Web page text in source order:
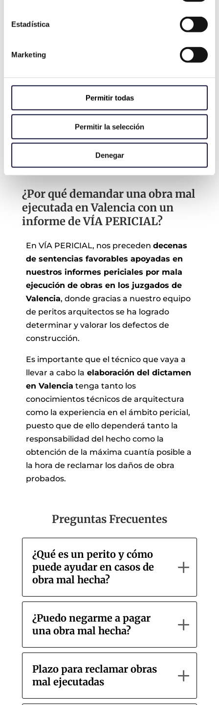
Estadística
Marketing
Permitir todas
Permitir la selección
Denegar
como evidencia fundamental del
¿Por qué demandar una obra mal
ejecutada en Valencia con un
informe de VÍA PERICIAL?
En VÍA PERICIAL, nos preceden decenas
de sentencias favorables apoyadas en
nuestros informes periciales por mala
ejecución de obras en los juzgados de
Valencia, donde gracias a nuestro equipo
de peritos arquitectos se ha logrado
determinar y valorar los defectos de
construcción.
Es importante que el técnico que vaya a
llevar a cabo la elaboración del dictamen
en Valencia tenga tanto los
conocimientos técnicos de arquitectura
como la experiencia en el ámbito pericial,
puesto que de ello dependerá tanto la
responsabilidad del hecho como la
obtención de la máxima cuantía posible a
la hora de reclamar los daños de obra
probados.
Preguntas Frecuentes
¿Qué es un perito y cómo
puede ayudar en casos de
obra mal hecha?
¿Puedo negarme a pagar
una obra mal hecha?
Plazo para reclamar obras
mal ejecutadas